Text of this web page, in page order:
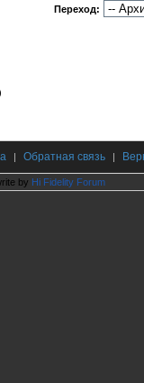
Переход:
| Обратная связь |
by Hi Fidelity Forum